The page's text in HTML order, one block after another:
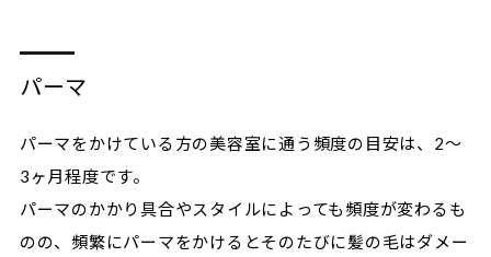
パーマ
パーマをかけている方の美容室に通う頻度の目安は、2〜
3ヶ月程度です。
パーマのかかり具合やスタイルによっても頻度が変わるも
のの、頻繁にパーマをかけるとそのたびに髪の毛はダメー